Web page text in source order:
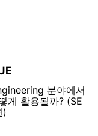
분야에서
게 활용될까? (SE
)